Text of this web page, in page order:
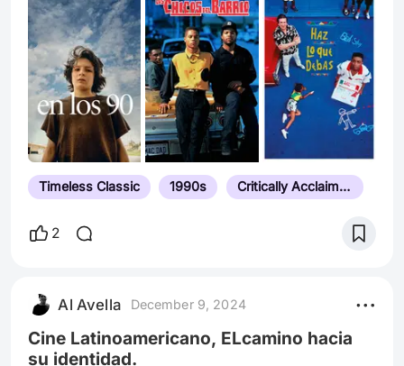
joven sin son ni rumbo de los suburbios de
Edimburgo? Todos viven al límite y esta lista
muestra las experiencias cuando la vida te
empuja al borde del abismo.
Timeless Classic 1990s Critically Acclaimed
2
Al Avella December 9, 2024
Cine Latinoamericano, ELcamino hacia
su identidad.